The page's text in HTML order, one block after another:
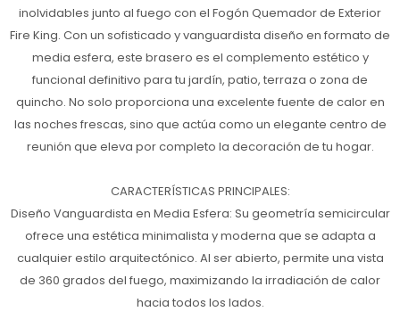
inolvidables junto al fuego con el Fogón Quemador de Exterior
Fire King. Con un sofisticado y vanguardista diseño en formato de
media esfera, este brasero es el complemento estético y
funcional definitivo para tu jardín, patio, terraza o zona de
quincho. No solo proporciona una excelente fuente de calor en
las noches frescas, sino que actúa como un elegante centro de
reunión que eleva por completo la decoración de tu hogar.
CARACTERÍSTICAS PRINCIPALES:
Diseño Vanguardista en Media Esfera: Su geometría semicircular
ofrece una estética minimalista y moderna que se adapta a
cualquier estilo arquitectónico. Al ser abierto, permite una vista
de 360 grados del fuego, maximizando la irradiación de calor
hacia todos los lados.